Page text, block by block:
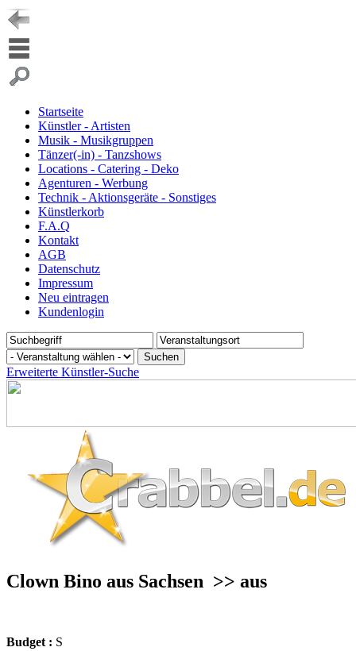
Startseite
Künstler - Artisten
Musik - Musikgruppen
Tänzer(-in) - Tanzshows
Locations - Catering - Deko
Agenturen - Werbung
Technik - Aktionsgeräte - Sonstiges
Künstlerkorb
F.A.Q
Kontakt
AGB
Datenschutz
Impressum
Neu eintragen
Kundenlogin
Erweiterte Künstler-Suche
Clown Bino aus Sachsen >> aus
Budget : S